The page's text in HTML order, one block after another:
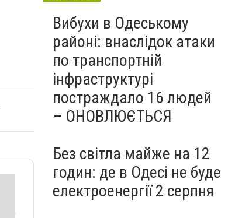
Вибухи в Одеському
районі: внаслідок атаки
по транспортній
інфраструктурі
постраждало 16 людей
– ОНОВЛЮЄТЬСЯ
Без світла майже на 12
годин: де в Одесі не буде
електроенергії 2 серпня